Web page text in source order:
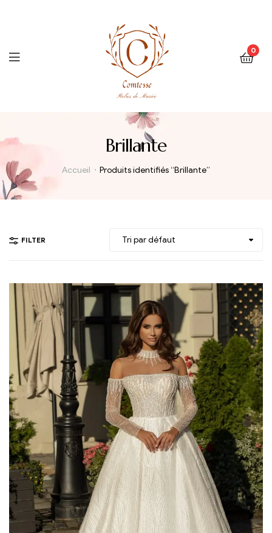
0
Menu
Brillante
Accueil Produits identifiés “Brillante”
FILTER